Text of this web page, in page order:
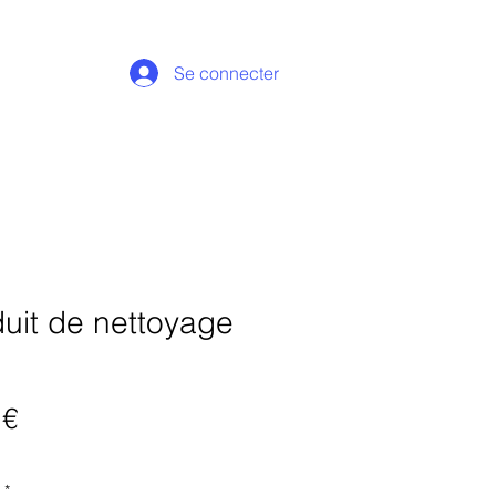
Se connecter
de nettoyage
Prix
*